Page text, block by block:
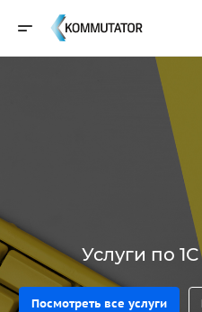
Услуги по
Посмотреть все услуги